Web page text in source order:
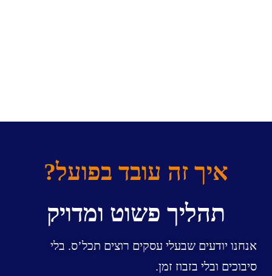
איך זה עובד בפועל?
תהליך פשוט ומדויק
אנחנו יודעים שבעלי עסקים רוצים תכל’ס. בלי
סיבוכים ובלי בזבוז זמן.